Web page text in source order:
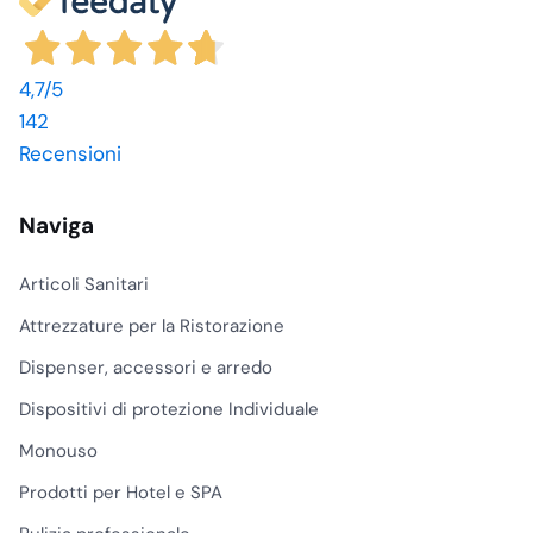
consumarsi prima.
Le fibre miste, spesso
con viscosa, poliestere
o altre componenti
sintetiche, cercano un
scorrevolezza e durata.
pulizia frequenti, perché
asciugano più in fretta
pesanti in cotone e
mantengono una buona
lavaggio.
Formato e
4,7/5
142
Recensioni
Naviga
Articoli Sanitari
Attrezzature per la Ristorazione
Dispenser, accessori e arredo
Dispositivi di protezione Individuale
Monouso
Prodotti per Hotel e SPA